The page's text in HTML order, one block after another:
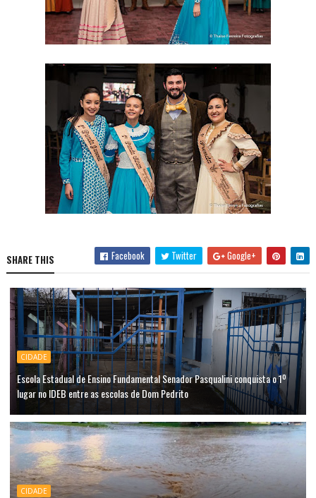
SHARE THIS Facebook Twitter Google+
CIDADE
Escola Estadual de Ensino Fundamental Senador Pasqualini conquista o 1º
lugar no IDEB entre as escolas de Dom Pedrito
CIDADE